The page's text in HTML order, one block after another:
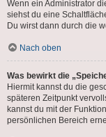
Wenn ein Administrator
siehst du eine
Du wirst dann durch die
Nach oben
Was bewirkt die
Hiermit kannst du die
späteren Zeitpunkt
kannst du mit der
persönlichen Bereich